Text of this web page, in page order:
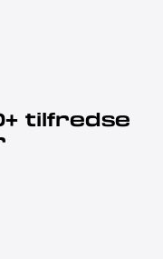
tilfredse